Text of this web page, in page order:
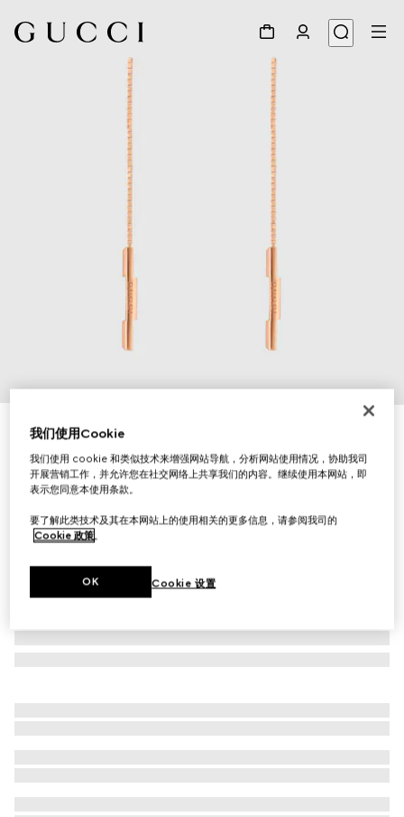
Gucci Link to Love系列18K金长条吊坠耳链
€ 1.500
相关款式玫瑰色18K金
我们使用Cookie
我们使用 cookie 和类似技术来增强网站导航，分析网站使用情况，协助我司
开展营销工作，并允许您在社交网络上共享我们的内容。继续使用本网站，即
表示您同意本使用条款。
要了解此类技术及其在本网站上的使用相关的更多信息，请参阅我司的
Cookie 政策。
Cookie 设置
OK